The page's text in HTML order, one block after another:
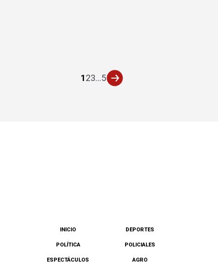
123...5
INICIO DEPORTES
POLÍTICA POLICIALES
ESPECTÁCULOS AGRO